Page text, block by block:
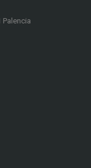
Palencia